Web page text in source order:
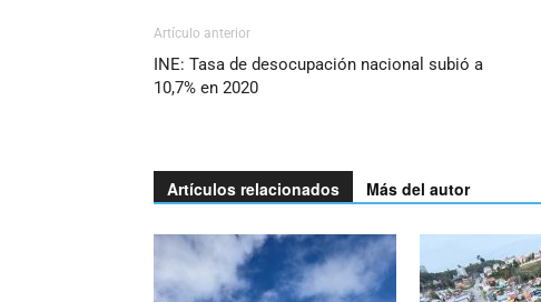
Artículo anterior
INE: Tasa de desocupación nacional subió a
10,7% en 2020
Artículos relacionados Más del autor